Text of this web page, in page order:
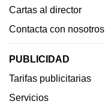
Cartas al director
Contacta con nosotros
PUBLICIDAD
Tarifas publicitarias
Servicios